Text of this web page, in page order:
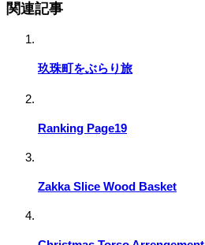
関連記事
玖珠町をぶらり旅
Ranking Page19
Zakka Slice Wood Basket